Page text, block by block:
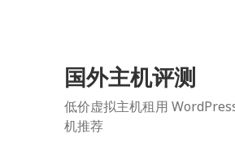
国外主机评测
低价虚拟主机租用
机推荐